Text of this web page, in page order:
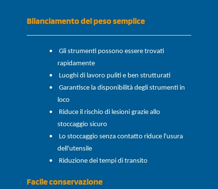
Bilanciamento del peso semplice
Gli strumenti possono essere trovati
rapidamente
Luoghi di lavoro puliti e ben strutturati
Garantisce la disponibilità degli strumenti in
loco
Riduce il rischio di lesioni grazie allo
stoccaggio sicuro
Lo stoccaggio senza contatto riduce l'usura
dell'utensile
Riduzione dei tempi di transito
Facile conservazione